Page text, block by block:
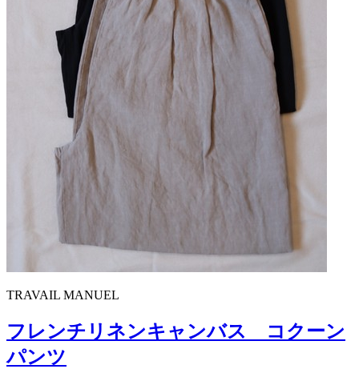
TRAVAIL MANUEL
フレンチリネンキャンバス コクーン
パンツ